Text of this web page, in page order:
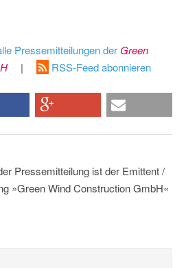
Pressemitteilungen der Green
| RSS-Feed abonnieren
Pressemitteilung ist der Emittent /
»Green Wind Construction GmbH«